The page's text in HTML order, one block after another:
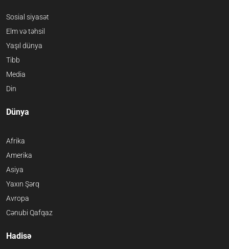
Sosial siyasət
Elm və təhsil
Yaşıl dünya
Tibb
Media
Din
Dünya
Afrika
Amerika
Asiya
Yaxın Şərq
Avropa
Cənubi Qafqaz
Hadisə